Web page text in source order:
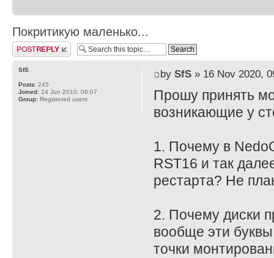
Покритикую маленько...
Post a reply
by SfS» 16 Nov 2020,
Прошу принять
возникающие у
1. Почему в
RST16 и так
рестарта? Не
2. Почему диски
вообще эти
точки
SfS
Posts: 245
Joined: 24 Jun 2010, 08:07
Group: Registered users